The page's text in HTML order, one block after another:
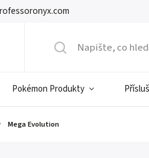
Pokémon Produkty
Mega Evolution